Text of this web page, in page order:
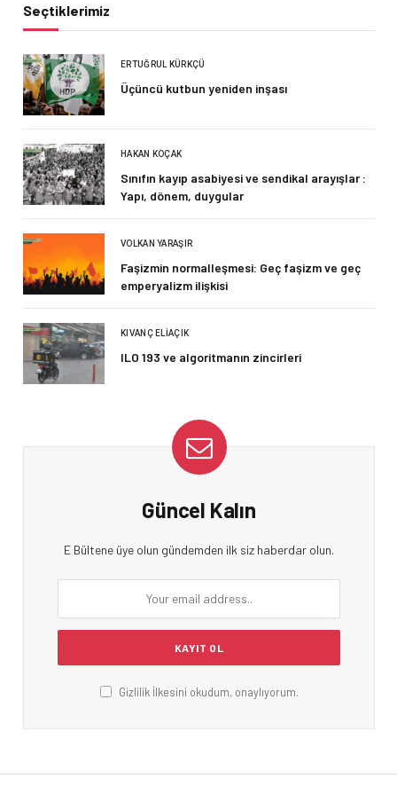
Seçtiklerimiz
ERTUĞRUL KÜRKÇÜ
Üçüncü kutbun yeniden inşası
HAKAN KOÇAK
Sınıfın kayıp asabiyesi ve sendikal arayışlar :
Yapı, dönem, duygular
VOLKAN YARAŞIR
Faşizmin normalleşmesi: Geç faşizm ve geç
emperyalizm ilişkisi
KIVANÇ ELIAÇIK
ILO 193 ve algoritmanın zincirleri
Güncel Kalın
E Bültene üye olun gündemden ilk siz haberdar olun.
Gizlilik İlkesini okudum, onaylıyorum.